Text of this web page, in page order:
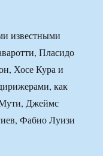
известными
Пласидо
Хосе Кура и
как
Джеймс
Фабио Луизи